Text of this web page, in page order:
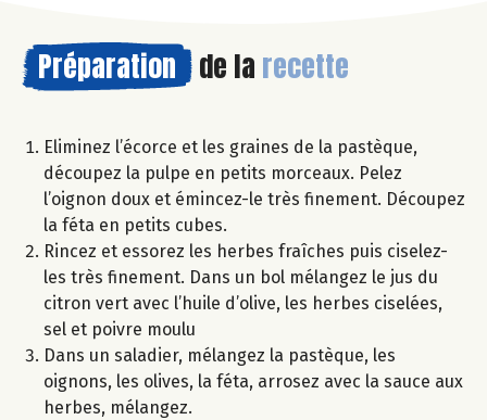
Préparation de la recette
Eliminez l’écorce et les graines de la pastèque,
découpez la pulpe en petits morceaux. Pelez
l’oignon doux et émincez-le très finement. Découpez
la féta en petits cubes.
Rincez et essorez les herbes fraîches puis ciselez-
les très finement. Dans un bol mélangez le jus du
citron vert avec l’huile d’olive, les herbes ciselées,
sel et poivre moulu
Dans un saladier, mélangez la pastèque, les
oignons, les olives, la féta, arrosez avec la sauce aux
herbes, mélangez.